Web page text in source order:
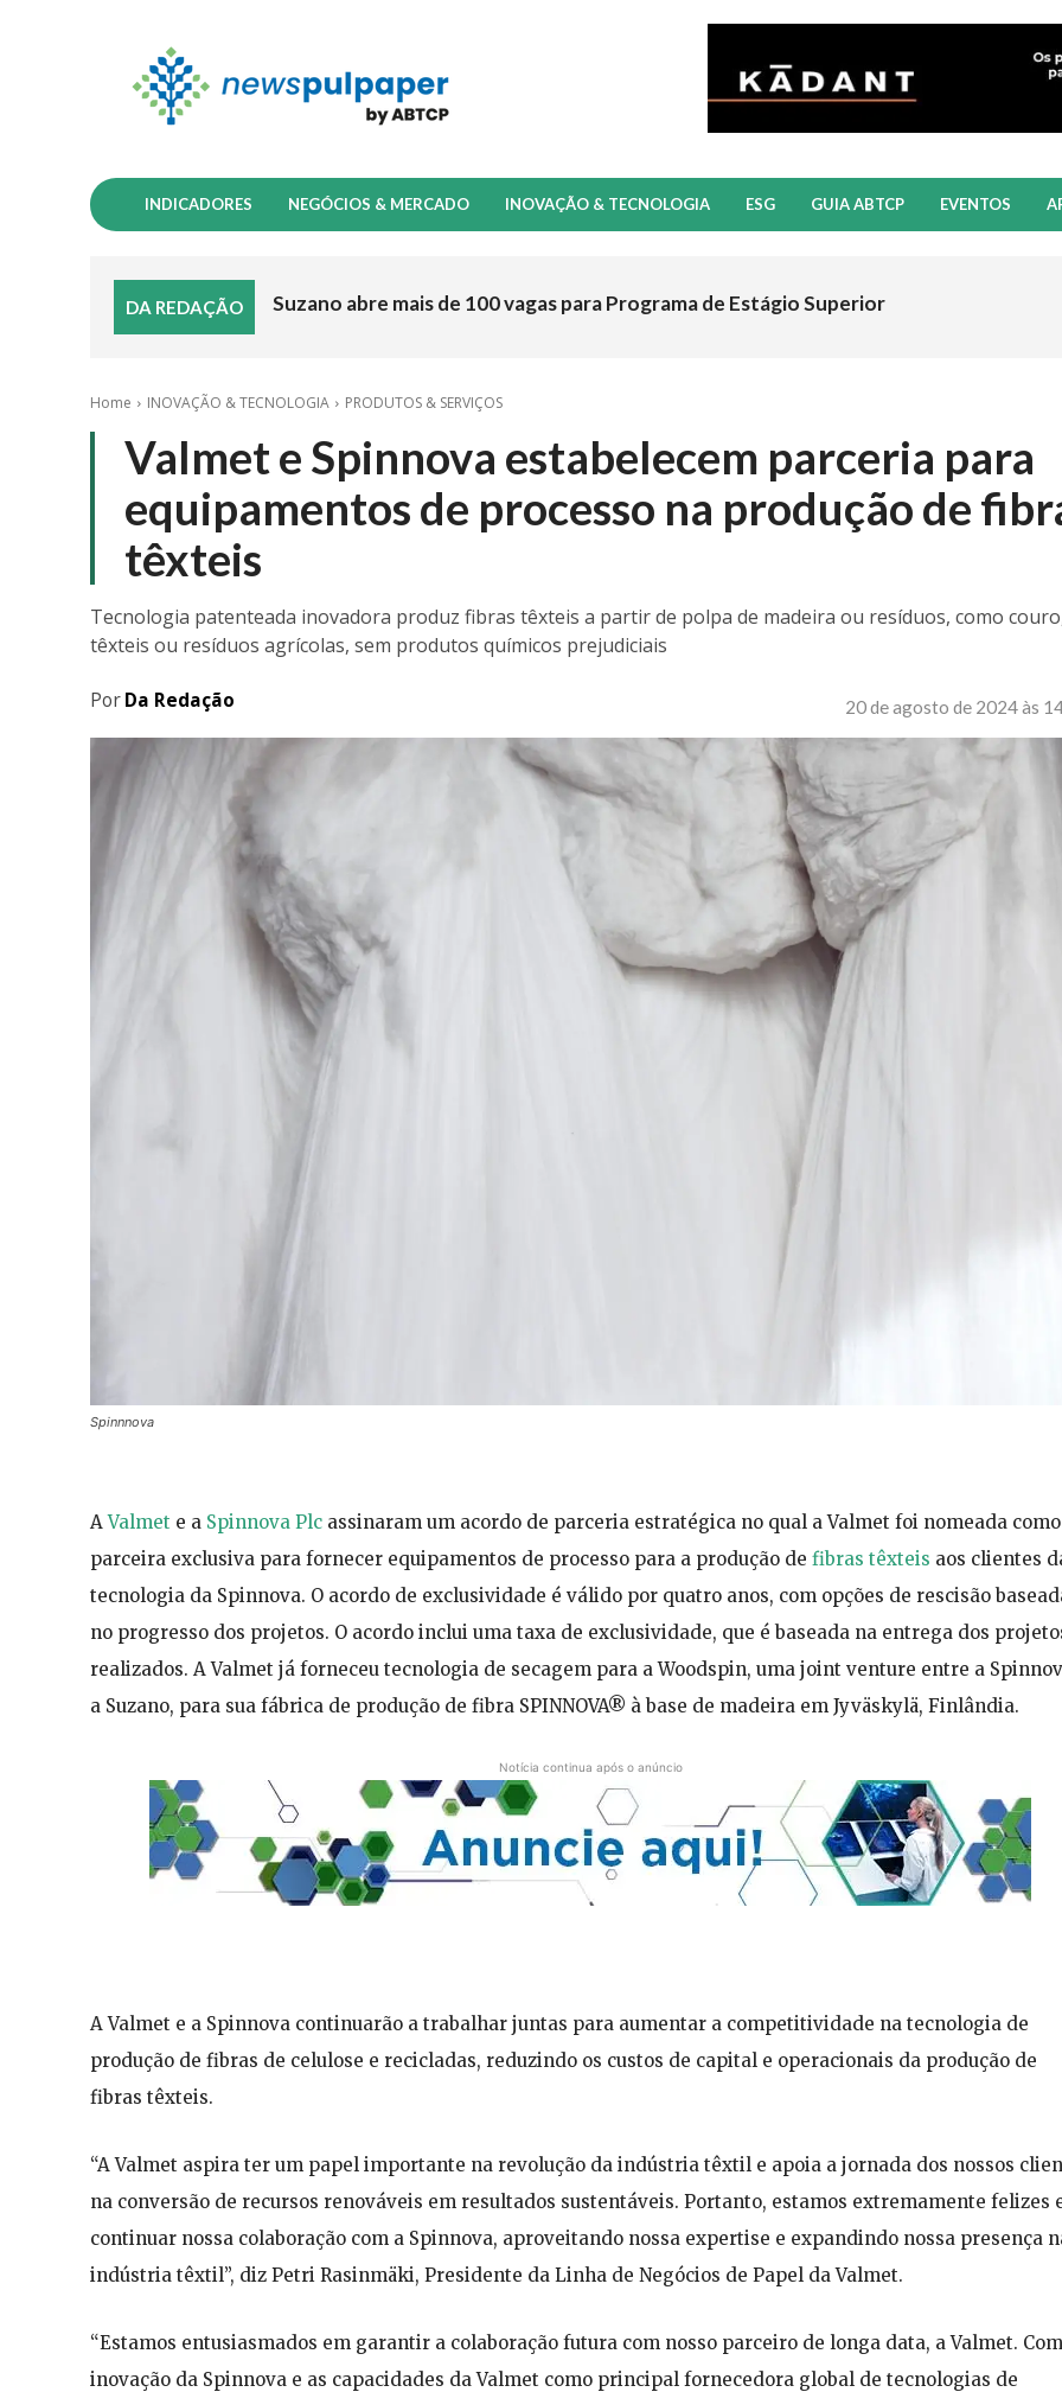
INDICADORES NEGÓCIOS & MERCADO INOVAÇÃO & TECNOLOGIA ESG GUIA ABTCP EVENTOS
DA REDAÇÃO Suzano abre mais de 100 vagas para Programa de Estágio Superior
Home INOVAÇÃO & TECNOLOGIA PRODUTOS & SERVIÇOS
Valmet e Spinnova estabelecem parceria para
equipamentos de processo na produção de
têxteis
Tecnologia patenteada inovadora produz fibras têxteis a partir de polpa de madeira ou resíduos, como
têxteis ou resíduos agrícolas, sem produtos químicos prejudiciais
PorDa Redação 20 de agosto de 2024 às
Spinnnova
AValmet e a Spinnova Plc assinaram um acordo de parceria estratégica no qual a Valmet foi nomeada como
parceira exclusiva para fornecer equipamentos de processo para a produção de fibras têxteis aos clientes
tecnologia da Spinnova. O acordo de exclusividade é válido por quatro anos, com opções de rescisão
no progresso dos projetos. O acordo inclui uma taxa de exclusividade, que é baseada na entrega dos
realizados. A Valmet já forneceu tecnologia de secagem para a Woodspin, uma joint venture entre a
a Suzano, para sua fábrica de produção de fibra SPINNOVA® à base de madeira em Jyväskylä, Finlândia.
Notícia continua após o anúncio
A Valmet e a Spinnova continuarão a trabalhar juntas para aumentar a competitividade na tecnologia de
produção de fibras de celulose e recicladas, reduzindo os custos de capital e operacionais da produção de
fibras têxteis.
“A Valmet aspira ter um papel importante na revolução da indústria têxtil e apoia a jornada dos nossos
na conversão de recursos renováveis em resultados sustentáveis. Portanto, estamos extremamente felizes
continuar nossa colaboração com a Spinnova, aproveitando nossa expertise e expandindo nossa presença
indústria têxtil”, diz Petri Rasinmäki, Presidente da Linha de Negócios de Papel da Valmet.
“Estamos entusiasmados em garantir a colaboração futura com nosso parceiro de longa data, a Valmet.
inovação da Spinnova e as capacidades da Valmet como principal fornecedora global de tecnologias de